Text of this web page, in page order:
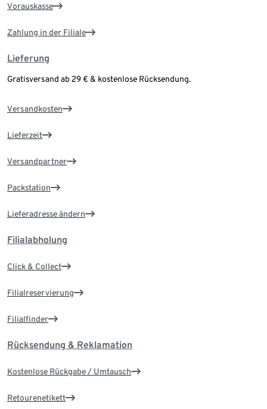
Vorauskasse
Zahlung in der Filiale
Lieferung
Gratisversand ab 29 € & kostenlose Rücksendung.
Versandkosten
Lieferzeit
Versandpartner
Packstation
Lieferadresse ändern
Filialabholung
Click & Collect
Filialreservierung
Filialfinder
Rücksendung & Reklamation
Kostenlose Rückgabe / Umtausch
Retourenetikett